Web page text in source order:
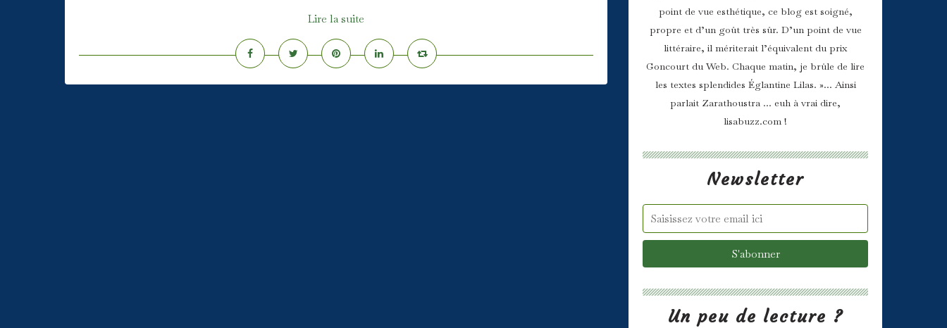
Lire la suite
Newsletter
Un peu de lecture ?
point de vue esthétique, ce blog est soigné,
propre et d’un goût très sûr. D’un point de vue
littéraire, il mériterait l’équivalent du prix
Goncourt du Web. Chaque matin, je brûle de lire
les textes splendides Églantine Lilas. »... Ainsi
parlait Zarathoustra ... euh à vrai dire,
lisabuzz.com !